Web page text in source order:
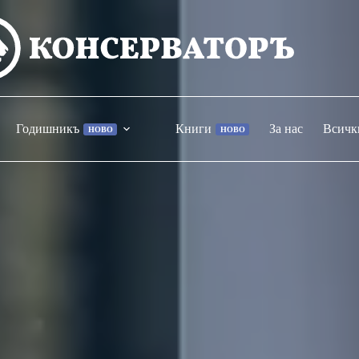
Годишникъ НОВО Книги НОВО За нас